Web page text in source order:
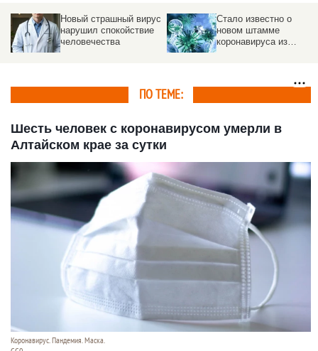
Новый страшный вирус
нарушил спокойствие
человечества
Стало известно о
новом штамме
коронавируса из
ПО ТЕМЕ:
Шесть человек с коронавирусом умерли в
Алтайском крае за сутки
Коронавирус. Пандемия. Маска.